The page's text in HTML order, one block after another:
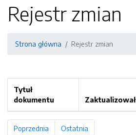
Rejestr zmian
Strona główna Rejestr zmian
Tytuł
dokumentu
Zaktualizował
Poprzednia stronaOstatnia